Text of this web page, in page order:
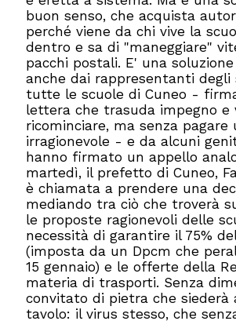
buon senso, che acquista
perché viene da chi vive la
dentro e sa di "maneggiare"
pacchi postali. E' una
anche dai rappresentanti
tutte le scuole di Cuneo -
lettera che trasuda impegno e
ricominciare, ma senza pagare
irragionevole - e da alcuni
hanno firmato un appello
martedì, il prefetto di Cuneo,
è chiamata a prendere una
mediando tra ciò che troverà
le proposte ragionevoli delle
necessità di garantire il 75%
(imposta da un Dpcm che
15 gennaio) e le offerte della
materia di trasporti. Senza
convitato di pietra che siederà
tavolo: il virus stesso, che